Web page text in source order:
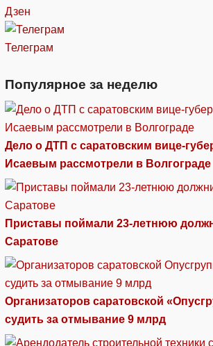
Дзен
Телеграм
Популярное за неделю
Дело о ДТП с саратовским вице-
Исаевым рассмотрели в Волгограде
Приставы поймали 23-летнюю
Саратове
Организаторов саратовской
судить за отмывание 9 млрд